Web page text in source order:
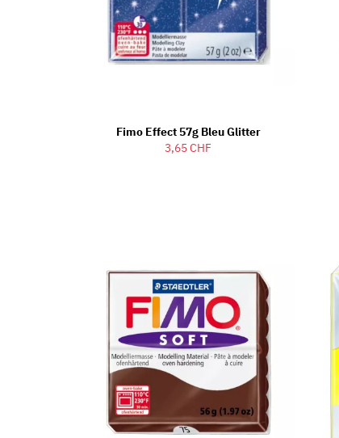
Fimo Effect 57g Bleu Glitter
3,65 CHF